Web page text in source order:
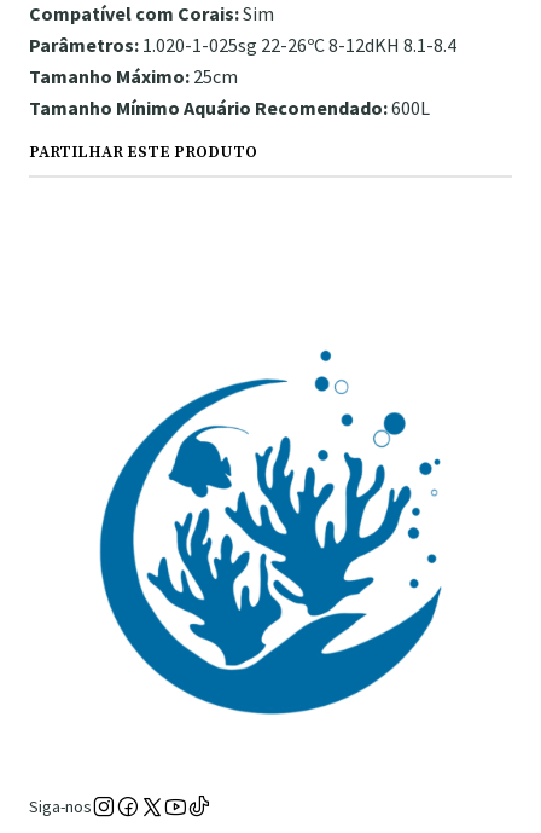
Compatível com Corais:Sim
Parâmetros: 1.020-1-025sg 22-26ºC 8-12dKH 8.1-8.4
Tamanho Máximo: 25cm
Tamanho Mínimo Aquário Recomendado:600L
PARTILHAR ESTE PRODUTO
Siga-nos